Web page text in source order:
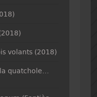
volants (2018)
quatchole…